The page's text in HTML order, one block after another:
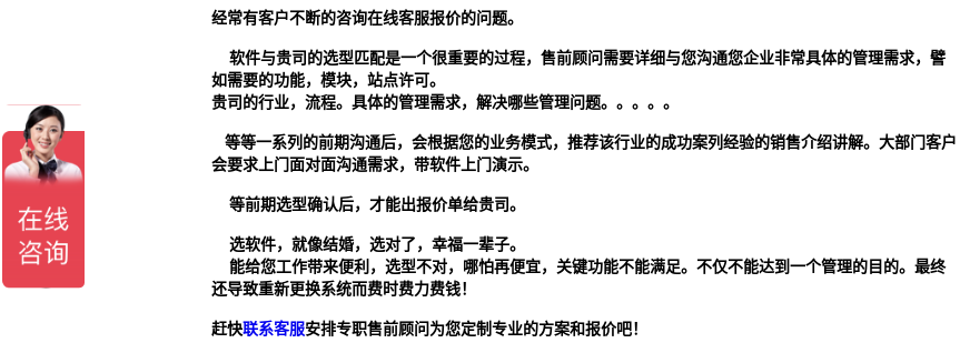
经常有客户不断的咨询在线客服报价的问题。
软件与贵司的选型匹配是一个很重要的过程，售前顾问需要详细与您沟通您企业非常具体的管理需求，譬
如需要的功能，模块，站点许可。
贵司的行业，流程。具体的管理需求，解决哪些管理问题。。。。。
等等一系列的前期沟通后，会根据您的业务模式，推荐该行业的成功案列经验的销售介绍讲解。大部门客户
会要求上门面对面沟通需求，带软件上门演示。
等前期选型确认后，才能出报价单给贵司。
选软件，就像结婚，选对了，幸福一辈子。
能给您工作带来便利，选型不对，哪怕再便宜，关键功能不能满足。不仅不能达到一个管理的目的。最终
还导致重新更换系统而费时费力费钱！
赶快联系客服安排专职售前顾问为您定制专业的方案和报价吧！